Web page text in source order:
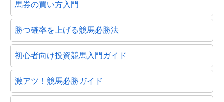
馬券の買い方入門
勝つ確率を上げる競馬必勝法
初心者向け投資競馬入門ガイド
激アツ！競馬必勝ガイド